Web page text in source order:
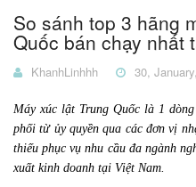
So sánh top 3 hãng
Quốc bán chạy nhất
KhanhLinhhh 30,
Máy xúc lật Trung Quốc là 1
phối từ ủy quyền qua các đơn vị
thiếu phục vụ nhu cầu đa ngành
xuất kinh doanh tại Việt Nam.